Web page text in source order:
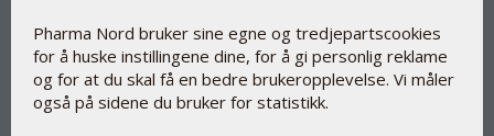
Pharma Nord bruker sine egne og tredjepartscookies
for å huske instillingene dine, for å gi personlig reklame
og for at du skal få en bedre brukeropplevelse. Vi måler
også på sidene du bruker for statistikk.